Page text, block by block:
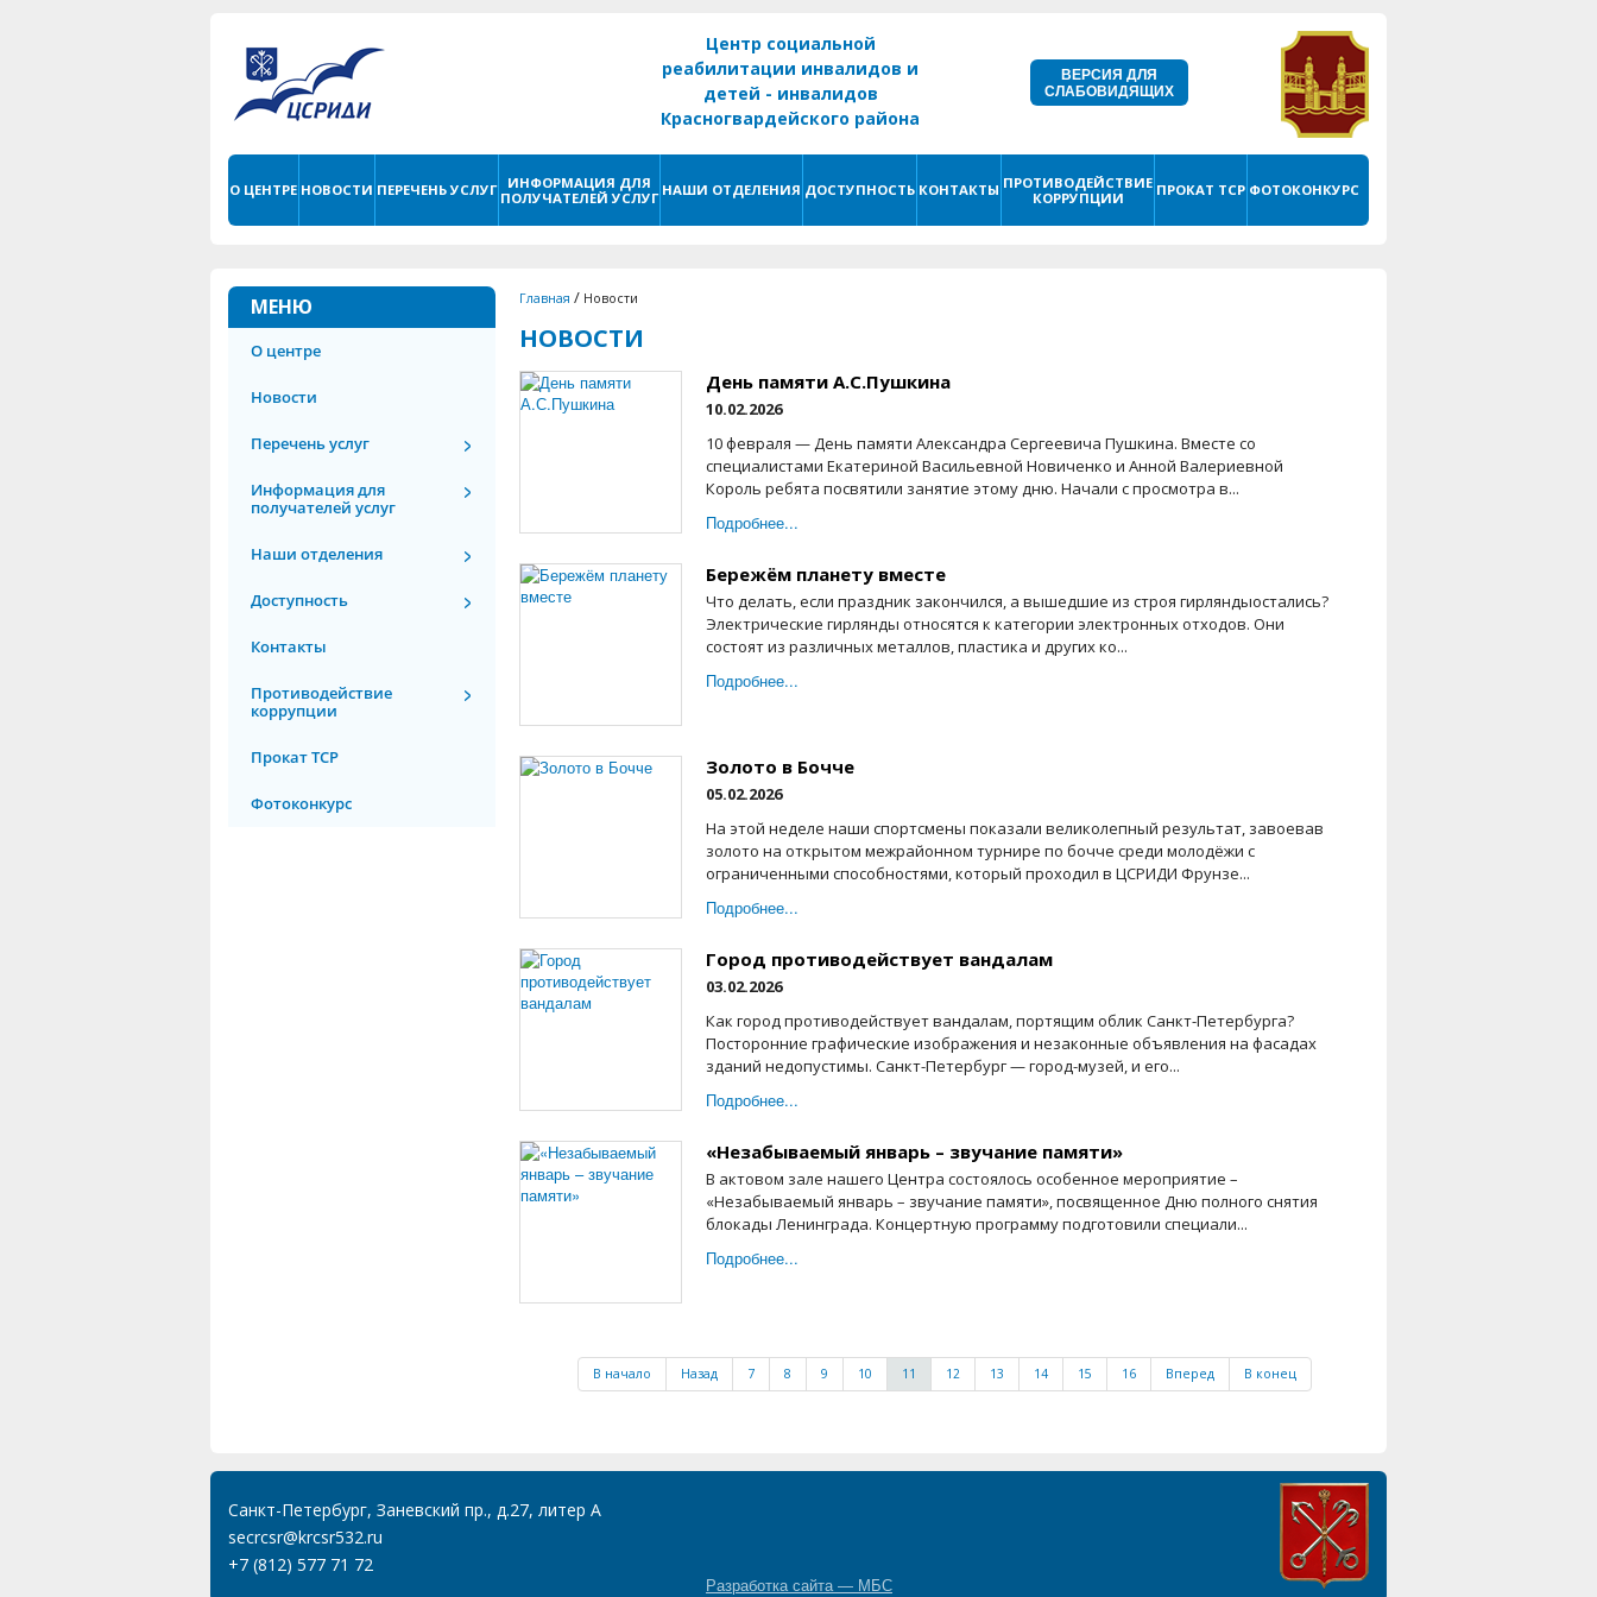
Центр социальной
реабилитации инвалидов и
детей - инвалидов
Красногвардейского района
ВЕРСИЯ ДЛЯ
СЛАБОВИДЯЩИХ
О ЦЕНТРЕ НОВОСТИ ПЕРЕЧЕНЬ УСЛУГ
ИНФОРМАЦИЯ ДЛЯ
ПОЛУЧАТЕЛЕЙ УСЛУГ НАШИ ОТДЕЛЕНИЯ ДОСТУПНОСТЬ КОНТАКТЫ ПРОТИВОДЕЙСТВИЕ
КОРРУПЦИИ
ПРОКАТ ТСР ФОТОКОНКУРС
МЕНЮ
О центре
Новости
Перечень услуг
Информация для
получателей услуг
Наши отделения
Доступность
Контакты
Противодействие
коррупции
Прокат ТСР
Фотоконкурс
Главная / Новости
НОВОСТИ
День памяти А.С.Пушкина
10.02.2026
10 февраля — День памяти Александра Сергеевича Пушкина. Вместе со
специалистами Екатериной Васильевной Новиченко и Анной Валериевной
Король ребята посвятили занятие этому дню. Начали с просмотра в...
Подробнее...
Бережём планету вместе
Что делать, если праздник закончился, а вышедшие из строя гирляндыостались?
Электрические гирлянды относятся к категории электронных отходов. Они
состоят из различных металлов, пластика и других ко...
Подробнее...
Золото в Бочче
05.02.2026
На этой неделе наши спортсмены показали великолепный результат, завоевав
золото на открытом межрайонном турнире по бочче среди молодёжи с
ограниченными способностями, который проходил в ЦСРИДИ Фрунзе...
Подробнее...
Город противодействует вандалам
03.02.2026
Как город противодействует вандалам, портящим облик Санкт-Петербурга?
Посторонние графические изображения и незаконные объявления на фасадах
зданий недопустимы. Санкт-Петербург — город-музей, и его...
Подробнее...
«Незабываемый январь – звучание памяти»
В актовом зале нашего Центра состоялось особенное мероприятие –
«Незабываемый январь – звучание памяти», посвященное Дню полного снятия
блокады Ленинграда. Концертную программу подготовили специали...
Подробнее...
В начало Назад 7 8 9 10 11 12 13 14 15 16 Вперед В конец
Санкт-Петербург, Заневский пр., д.27, литер А
secrcsr@krcsr532.ru
+7 (812) 577 71 72
Разработка сайта — МБС